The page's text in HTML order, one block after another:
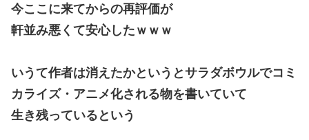
今ここに来てからの再評価が
軒並み悪くて安心したｗｗｗ
いうて作者は消えたかというとサラダボウルでコミ
カライズ・アニメ化される物を書いていて
生き残っているという